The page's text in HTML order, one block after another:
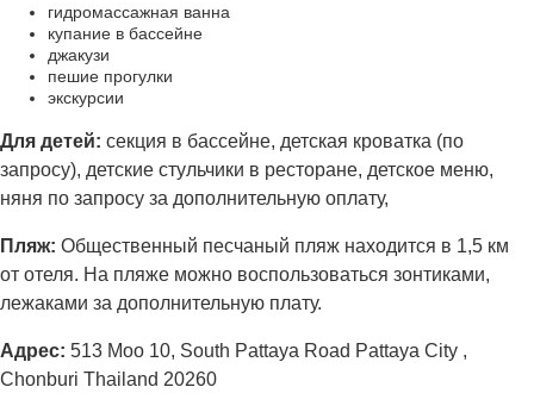
гидромассажная ванна
купание в бассейне
джакузи
пешие прогулки
экскурсии
Для детей: секция в бассейне, детская кроватка (по
запросу), детские стульчики в ресторане, детское меню,
няня по запросу за дополнительную оплату,
Пляж: Общественный песчаный пляж находится в 1,5 км
от отеля. На пляже можно воспользоваться зонтиками,
лежаками за дополнительную плату.
Адрес: 513 Moo 10, South Pattaya Road Pattaya City ,
Chonburi Thailand 20260